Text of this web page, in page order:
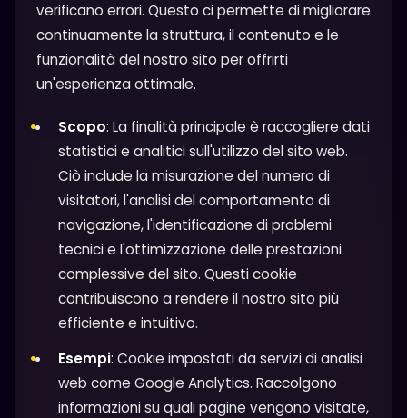
verificano errori. Questo ci permette di migliorare
continuamente la struttura, il contenuto e le
funzionalità del nostro sito per offrirti
un'esperienza ottimale.
Scopo: La finalità principale è raccogliere dati
statistici e analitici sull'utilizzo del sito web.
Ciò include la misurazione del numero di
visitatori, l'analisi del comportamento di
navigazione, l'identificazione di problemi
tecnici e l'ottimizzazione delle prestazioni
complessive del sito. Questi cookie
contribuiscono a rendere il nostro sito più
efficiente e intuitivo.
Esempi: Cookie impostati da servizi di analisi
web come Google Analytics. Raccolgono
informazioni su quali pagine vengono visitate,